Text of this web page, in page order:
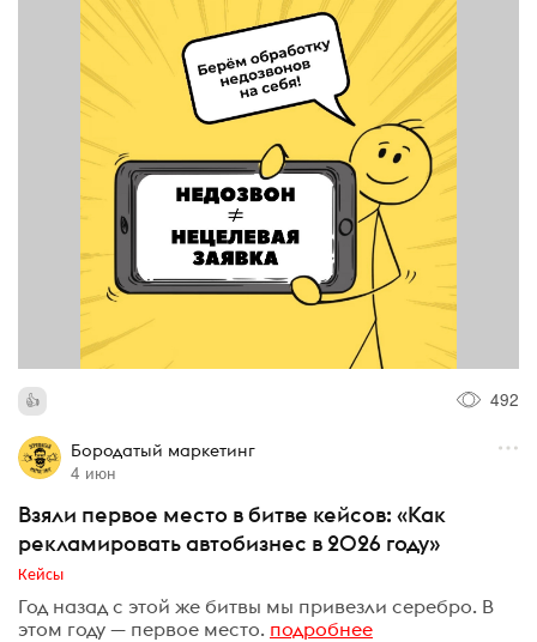
492
Бородатый маркетинг
4 июн
Взяли первое место в битве кейсов: «Как
рекламировать автобизнес в 2026 году»
Кейсы
Год назад с этой же битвы мы привезли серебро. В
этом году — первое место. подробнее